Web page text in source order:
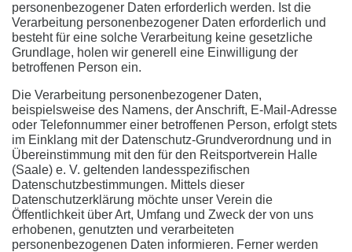
personenbezogener Daten erforderlich werden. Ist die
Verarbeitung personenbezogener Daten erforderlich und
besteht für eine solche Verarbeitung keine gesetzliche
Grundlage, holen wir generell eine Einwilligung der
betroffenen Person ein.
Die Verarbeitung personenbezogener Daten,
beispielsweise des Namens, der Anschrift, E-Mail-Adresse
oder Telefonnummer einer betroffenen Person, erfolgt stets
im Einklang mit der Datenschutz-Grundverordnung und in
Übereinstimmung mit den für den Reitsportverein Halle
(Saale) e. V. geltenden landesspezifischen
Datenschutzbestimmungen. Mittels dieser
Datenschutzerklärung möchte unser Verein die
Öffentlichkeit über Art, Umfang und Zweck der von uns
erhobenen, genutzten und verarbeiteten
personenbezogenen Daten informieren. Ferner werden